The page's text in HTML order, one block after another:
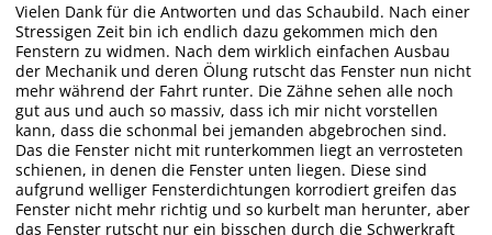
Vielen Dank für die Antworten und das Schaubild. Nach einer
Stressigen Zeit bin ich endlich dazu gekommen mich den
Fenstern zu widmen. Nach dem wirklich einfachen Ausbau
der Mechanik und deren Ölung rutscht das Fenster nun nicht
mehr während der Fahrt runter. Die Zähne sehen alle noch
gut aus und auch so massiv, dass ich mir nicht vorstellen
kann, dass die schonmal bei jemanden abgebrochen sind.
Das die Fenster nicht mit runterkommen liegt an verrosteten
schienen, in denen die Fenster unten liegen. Diese sind
aufgrund welliger Fensterdichtungen korrodiert greifen das
Fenster nicht mehr richtig und so kurbelt man herunter, aber
das Fenster rutscht nur ein bisschen durch die Schwerkraft